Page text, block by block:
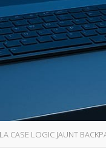
CASE LOGIC JAUNT